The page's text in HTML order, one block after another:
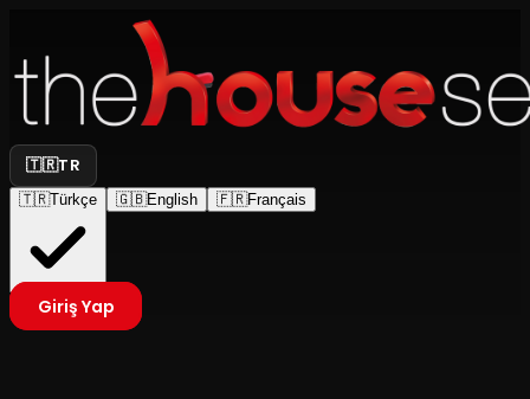
🇹🇷TR
🇹🇷Türkçe 🇬🇧English 🇫🇷Français
Giriş Yap